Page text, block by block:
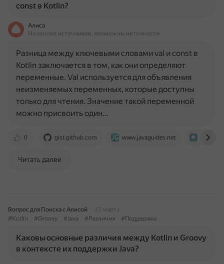
const в Kotlin?
Алиса
На основе источников, возможны неточности
0 gist.github.com www.javaguides.net
Разница между ключевыми словами val и const в
Kotlin заключается в том, как они определяют
переменные. Val используется для объявления
неизменяемых переменных, которые доступны
только для чтения. Значение такой переменной
можно присвоить один…
Читать далее
Вопрос для Поиска с Алисой
22 марта
#Kotlin
#Groovy #Java #Различия #Поддержка
Каковы основные различия между Kotlin и Groovy
в контексте их поддержки Java?